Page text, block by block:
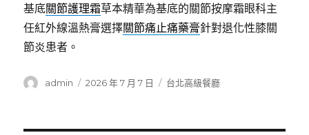
基底關節護理霜草本精華為基底的關節按摩霜眼科主
任紅外線溫熱膏選擇關節痛止痛藥膏針對退化性膝關
節炎患者。
作
admin
發
2026 年 7 月 7 日
分
台北高級餐廳